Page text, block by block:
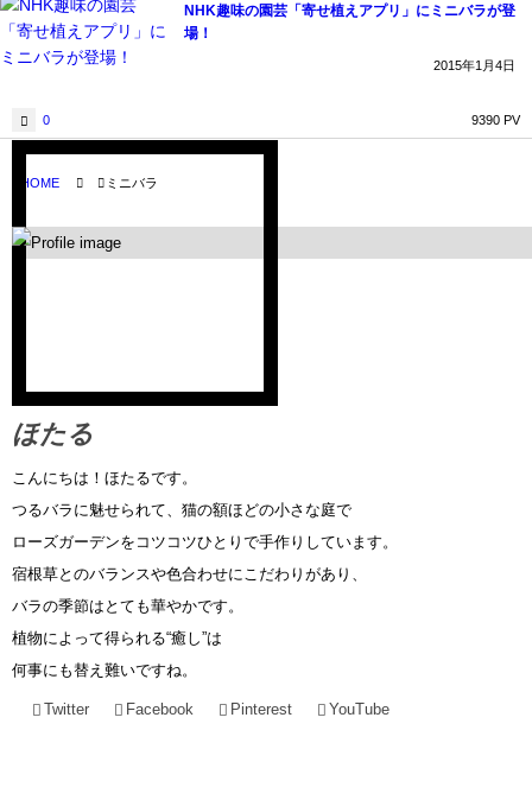
NHK趣味の園芸「寄せ植えアプリ」にミニバラが登
場！
2015年1月4日
0 9390 PV
HOME ミニバラ
ほたる
こんにちは！ほたるです。
つるバラに魅せられて、猫の額ほどの小さな庭で
ローズガーデンをコツコツひとりで手作りしています。
宿根草とのバランスや色合わせにこだわりがあり、
バラの季節はとても華やかです。
植物によって得られる“癒し”は
何事にも替え難いですね。
Twitter Facebook Pinterest YouTube